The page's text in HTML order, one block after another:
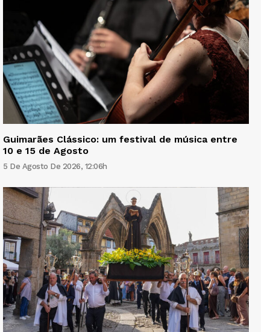
Guimarães Clássico: um festival de música entre
10 e 15 de Agosto
5 De Agosto De 2026, 12:06h